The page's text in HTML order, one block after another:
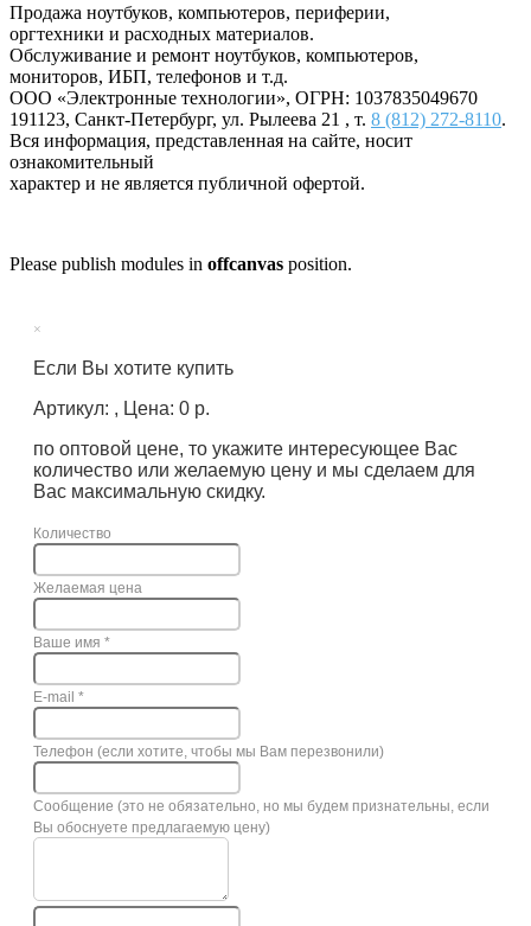
Продажа ноутбуков, компьютеров, периферии,
оргтехники и расходных материалов.
Обслуживание и ремонт ноутбуков, компьютеров,
мониторов, ИБП, телефонов и т.д.
ООО «Электронные технологии», ОГРН: 1037835049670
191123, Санкт-Петербург, ул. Рылеева 21 , т. 8 (812) 272-8110.
Вся информация, представленная на сайте, носит
ознакомительный
характер и не является публичной офертой.
Please publish modules in offcanvas position.
×
Если Вы хотите купить
Артикул: , Цена: 0 р.
по оптовой цене, то укажите интересующее Вас
количество или желаемую цену и мы сделаем для
Вас максимальную скидку.
Количество
Желаемая цена
Ваше имя *
E-mail *
Телефон (если хотите, чтобы мы Вам перезвонили)
Сообщение (это не обязательно, но мы будем признательны, если
Вы обоснуете предлагаемую цену)